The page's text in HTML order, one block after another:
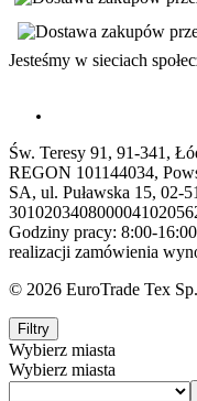
Jesteśmy w sieciach
Św. Teresy 91, 91-341,
REGON 101144034,
SA, ul. Puławska 15, 02-
Godziny pracy: 8:00-
realizacji zamówienia
© 2026 EuroTrade Tex
Filtry
Wybierz miasta
Wybierz miasta